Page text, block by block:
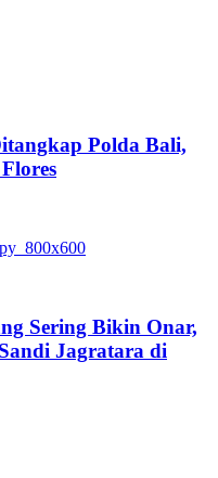
Polda Bali,
Sering Bikin Onar,
Jagratara di